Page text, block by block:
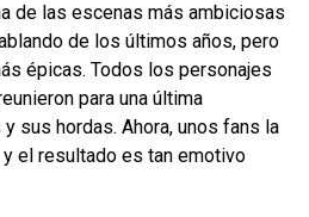
de las escenas más ambiciosas
de los últimos años, pero
épicas. Todos los personajes
para una última
sus hordas. Ahora, unos fans la
el resultado es tan emotivo